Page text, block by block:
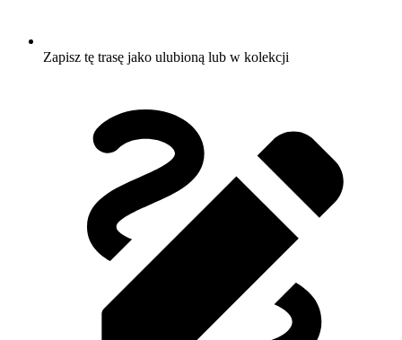
Zapisz tę trasę jako ulubioną lub w kolekcji